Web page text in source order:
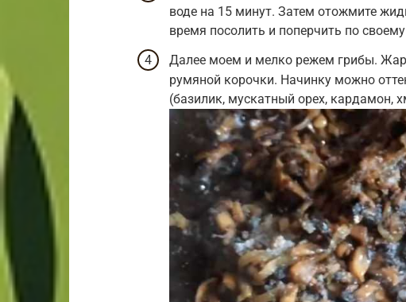
воде на 15 минут. Затем отожмите
время посолить и поперчить по своему
Далее моем и мелко режем грибы.
румяной корочки. Начинку можно
(базилик, мускатный орех, кардамон,